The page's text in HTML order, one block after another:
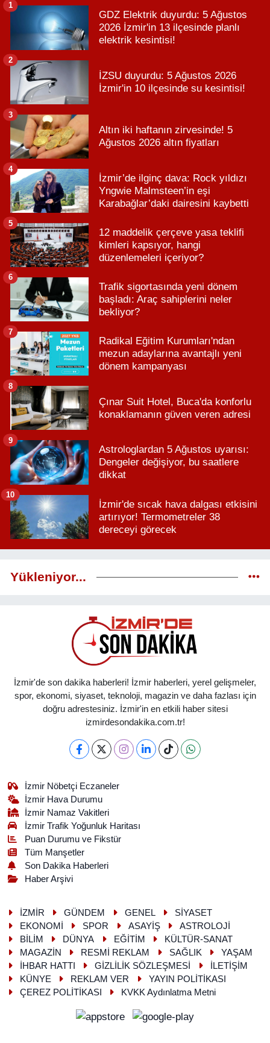
GDZ Elektrik duyurdu: 5 Ağustos
2026 İzmir'in 13 ilçesinde planlı
elektrik kesintisi!
1
İZSU duyurdu: 5 Ağustos 2026
İzmir'in 10 ilçesinde su kesintisi!
2
Altın iki haftanın zirvesinde! 5
Ağustos 2026 altın fiyatları
3
İzmir’de ilginç dava: Rock yıldızı
Yngwie Malmsteen’in eşi
Karabağlar’daki dairesini kaybetti
4
12 maddelik çerçeve yasa teklifi
kimleri kapsıyor, hangi
düzenlemeleri içeriyor?
5
Trafik sigortasında yeni dönem
başladı: Araç sahiplerini neler
bekliyor?
6
Radikal Eğitim Kurumları'ndan
mezun adaylarına avantajlı yeni
dönem kampanyası
7
Çınar Suit Hotel, Buca'da konforlu
konaklamanın güven veren adresi
8
Astrologlardan 5 Ağustos uyarısı:
Dengeler değişiyor, bu saatlere
dikkat
9
İzmir'de sıcak hava dalgası etkisini
artırıyor! Termometreler 38
dereceyi görecek
10
Yükleniyor...
İzmir'de son dakika haberleri! İzmir haberleri, yerel gelişmeler,
spor, ekonomi, siyaset, teknoloji, magazin ve daha fazlası için
doğru adrestesiniz. İzmir'in en etkili haber sitesi
izmirdesondakika.com.tr!
İzmir Nöbetçi Eczaneler
İzmir Hava Durumu
İzmir Namaz Vakitleri
İzmir Trafik Yoğunluk Haritası
Puan Durumu ve Fikstür
Tüm Manşetler
Son Dakika Haberleri
Haber Arşivi
İZMİR GÜNDEM GENEL
SİYASET
EKONOMİ
SPOR ASAYİŞ
ASTROLOJİ
BİLİM
DÜNYA EĞİTİM
KÜLTÜR-SANAT
MAGAZİN
RESMİ REKLAM SAĞLIK
YAŞAM
İHBAR HATTI
GİZLİLİK SÖZLEŞMESİ
İLETİŞİM
KÜNYE
REKLAM VER
YAYIN POLİTİKASI
ÇEREZ POLİTİKASI
KVKK Aydınlatma Metni